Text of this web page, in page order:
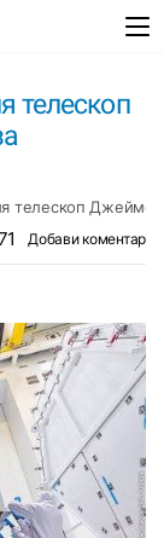
телескоп
телескоп Джеймс
Добави коментар